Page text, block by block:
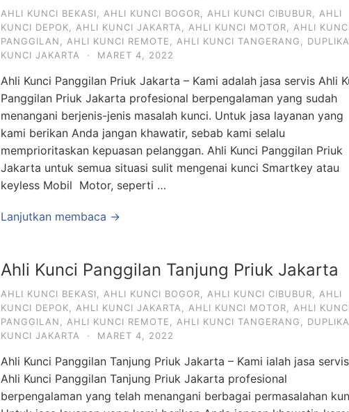
AHLI KUNCI BEKASI AHLI KUNCI BOGOR AHLI KUNCI CIBUBUR
AHLI
KUNCI DEPOK
AHLI KUNCI JAKARTA AHLI KUNCI MOTOR
AHLI
PANGGILAN
AHLI KUNCI REMOTE AHLI KUNCI TANGERANG
KUNCI JAKARTA
· MARET 4, 2022
Ahli Kunci Panggilan Priuk Jakarta – Kami adalah jasa servis Ahli
Panggilan Priuk Jakarta profesional berpengalaman yang sudah
menangani berjenis-jenis masalah kunci. Untuk jasa layanan yang
kami berikan Anda jangan khawatir, sebab kami selalu
memprioritaskan kepuasan pelanggan. Ahli Kunci Panggilan Priuk
Jakarta untuk semua situasi sulit mengenai kunci Smartkey atau
keyless Mobil Motor, seperti …
Lanjutkan membaca →
Ahli Kunci Panggilan Tanjung Priuk Jakarta
AHLI KUNCI BEKASI AHLI KUNCI BOGOR AHLI KUNCI CIBUBUR
AHLI
KUNCI DEPOK
AHLI KUNCI JAKARTA AHLI KUNCI MOTOR
AHLI
PANGGILAN
AHLI KUNCI REMOTE AHLI KUNCI TANGERANG
KUNCI JAKARTA
· MARET 4, 2022
Ahli Kunci Panggilan Tanjung Priuk Jakarta – Kami ialah jasa servis
Ahli Kunci Panggilan Tanjung Priuk Jakarta profesional
berpengalaman yang telah menangani berbagai permasalahan